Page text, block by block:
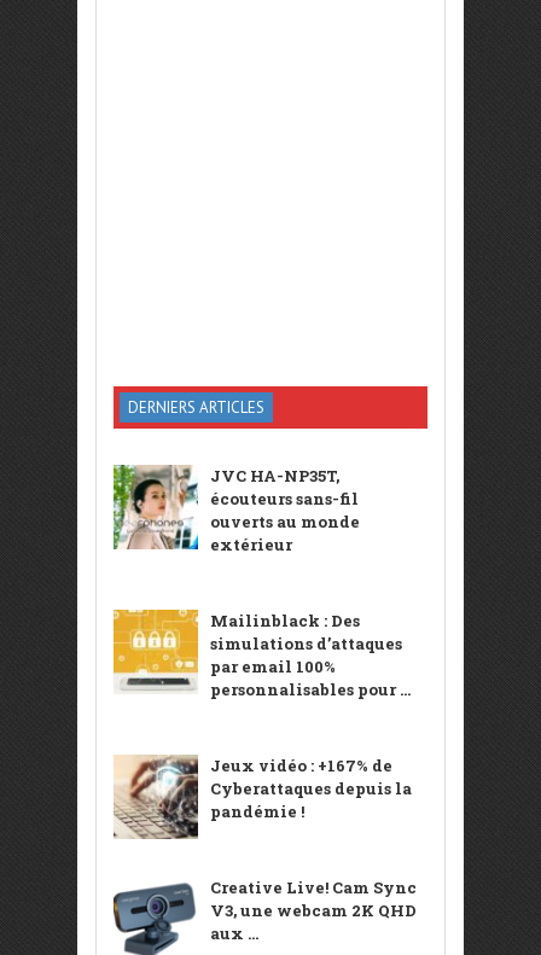
DERNIERS ARTICLES
JVC HA-NP35T,
écouteurs sans-fil
ouverts au monde
extérieur
Mailinblack : Des
simulations d’attaques
par email 100%
personnalisables pour ...
Jeux vidéo : +167% de
Cyberattaques depuis la
pandémie !
Creative Live! Cam Sync
V3, une webcam 2K QHD
aux ...